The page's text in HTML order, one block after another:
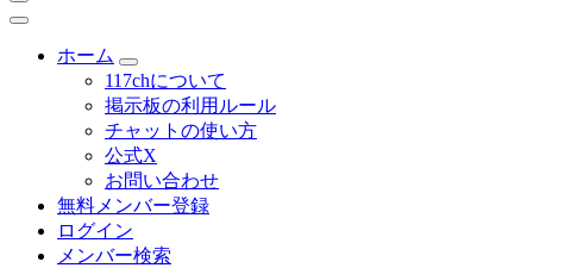
ホーム
117chについて
掲示板の利用ルール
チャットの使い方
公式X
お問い合わせ
無料メンバー登録
ログイン
メンバー検索